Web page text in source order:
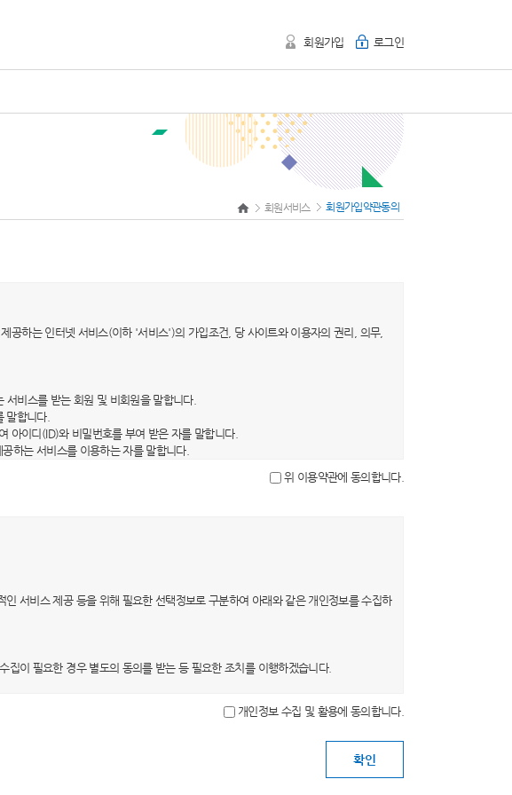
회원가입 로그인
회원서비스 회원가입약관동의
공하는 인터넷 서비스(이하 '서비스')의 가입조건, 당 사이트와 이용자의 권리, 의무,
비스를 받는 회원 및 비회원을 말합니다.
말합니다.
아이디(ID)와 비밀번호를 부여 받은 자를 말합니다.
하는 서비스를 이용하는 자를 말합니다.
호를 위하여 선정한 문자, 숫자 및 특수문자의 조합을 말합니다.
에 게시합니다. 다만, 약관의 내용은 이용자가 연결화면을 통하여 볼 수 있도록 할
는 경우에는 최소한 30일 이상의 사전 유예기간을 두고 공지합니다. 이 경우 당 사
표시합니다.
이 명시적으로 거부의 의사표시를 하지 않는 경우 회원이 개정약관에 동의한 것으로
를 하지 않은 경우에는 개정약관에 동의한 것으로 봅니다. 회원이 개정약관에 동의
위 이용약관에 동의합니다.
서비스 제공 등을 위해 필요한 선택정보로 구분하여 아래와 같은 개인정보를 수집하
이 필요한 경우 별도의 동의를 받는 등 필요한 조치를 이행하겠습니다.
으로만 이용하며, 이용목적이 변경될 경우 별도의 동의를 받는 등 필요한 조치를 이
개인정보 수집 및 활용에 동의합니다.